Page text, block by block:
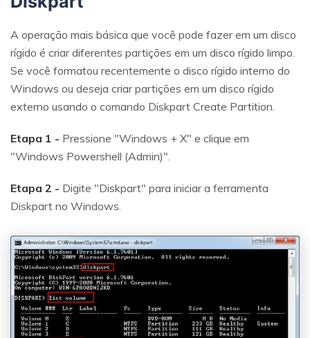
A operação mais básica que você pode fazer em um disco
rígido é criar diferentes partições em um disco rígido limpo.
Se você formatou recentemente o disco rígido interno do
Windows ou deseja criar partições em um disco rígido
externo usando o comando Diskpart Create Partition.
Etapa 1 - Pressione "Windows + X" e clique em
"Windows Powershell (Admin)".
Etapa 2 - Digite "Diskpart" para iniciar a ferramenta
Diskpart no Windows.